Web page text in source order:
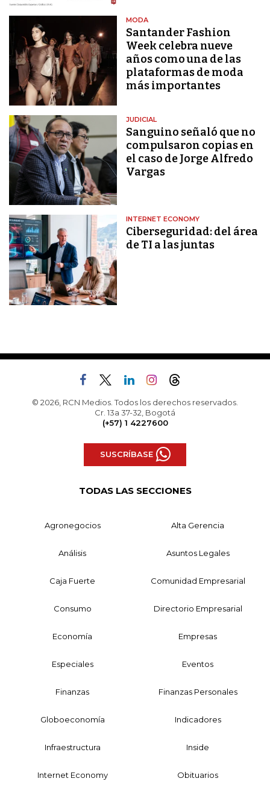
MODA
Santander Fashion
Week celebra nueve
años como una de las
plataformas de moda
más importantes
JUDICIAL
Sanguino señaló que no
compulsaron copias en
el caso de Jorge Alfredo
Vargas
INTERNET ECONOMY
Ciberseguridad: del área
de TI a las juntas
© 2026, RCN Medios. Todos los derechos reservados.
Cr. 13a 37-32, Bogotá
(+57) 1 4227600
SUSCRÍBASE
TODAS LAS SECCIONES
Agronegocios Alta Gerencia
Análisis Asuntos Legales
Caja Fuerte Comunidad Empresarial
Consumo Directorio Empresarial
Economía Empresas
Especiales Eventos
Finanzas Finanzas Personales
Globoeconomía Indicadores
Infraestructura Inside
Internet Economy Obituarios